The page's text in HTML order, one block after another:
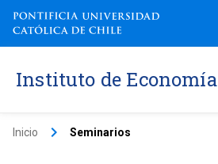
Instituto de Economía
Inicio keyboard_arrow_right Seminarios